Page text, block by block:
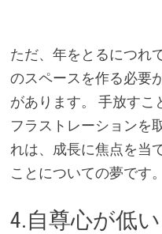
ただ、年をとるにつれ
のスペースを作る必要
があります。 手放すこ
フラストレーションを
れは、成長に焦点を当
ことについての夢です。
4.自尊心が低い